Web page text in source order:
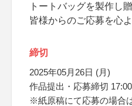
トートバッグを製作し
皆様からのご応募を心
締切
2025年05月26日 (月)
作品提出・応募締切
※紙原稿にて応募の場合